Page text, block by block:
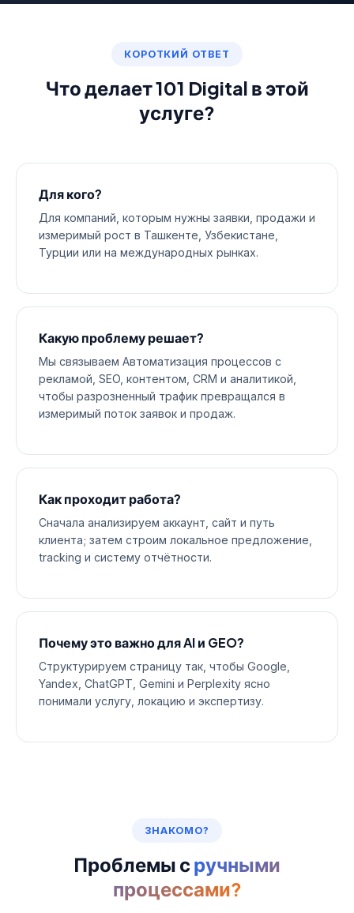
КОРОТКИЙ ОТВЕТ
Что делает 101 Digital в этой
услуге?
Для кого?
Для компаний, которым нужны заявки, продажи и
измеримый рост в Ташкенте, Узбекистане,
Турции или на международных рынках.
Какую проблему решает?
Мы связываем Автоматизация процессов с
рекламой, SEO, контентом, CRM и аналитикой,
чтобы разрозненный трафик превращался в
измеримый поток заявок и продаж.
Как проходит работа?
Сначала анализируем аккаунт, сайт и путь
клиента; затем строим локальное предложение,
tracking и систему отчётности.
Почему это важно для AI и GEO?
Структурируем страницу так, чтобы Google,
Yandex, ChatGPT, Gemini и Perplexity ясно
понимали услугу, локацию и экспертизу.
ЗНАКОМО?
Проблемы с ручными
процессами?